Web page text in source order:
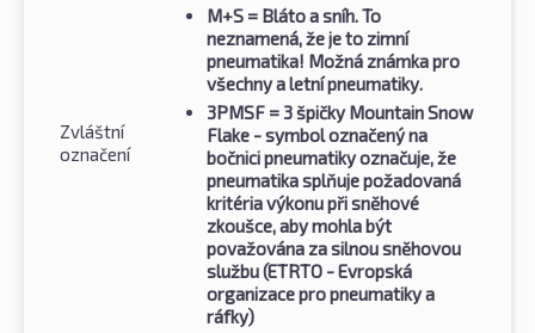
Zvláštní
označení
M+S = Bláto a sníh. To
neznamená, že je to zimní
pneumatika! Možná známka pro
všechny a letní pneumatiky.
3PMSF = 3 špičky Mountain Snow
Flake - symbol označený na
bočnici pneumatiky označuje, že
pneumatika splňuje požadovaná
kritéria výkonu při sněhové
zkoušce, aby mohla být
považována za silnou sněhovou
službu (ETRTO - Evropská
organizace pro pneumatiky a
ráfky)